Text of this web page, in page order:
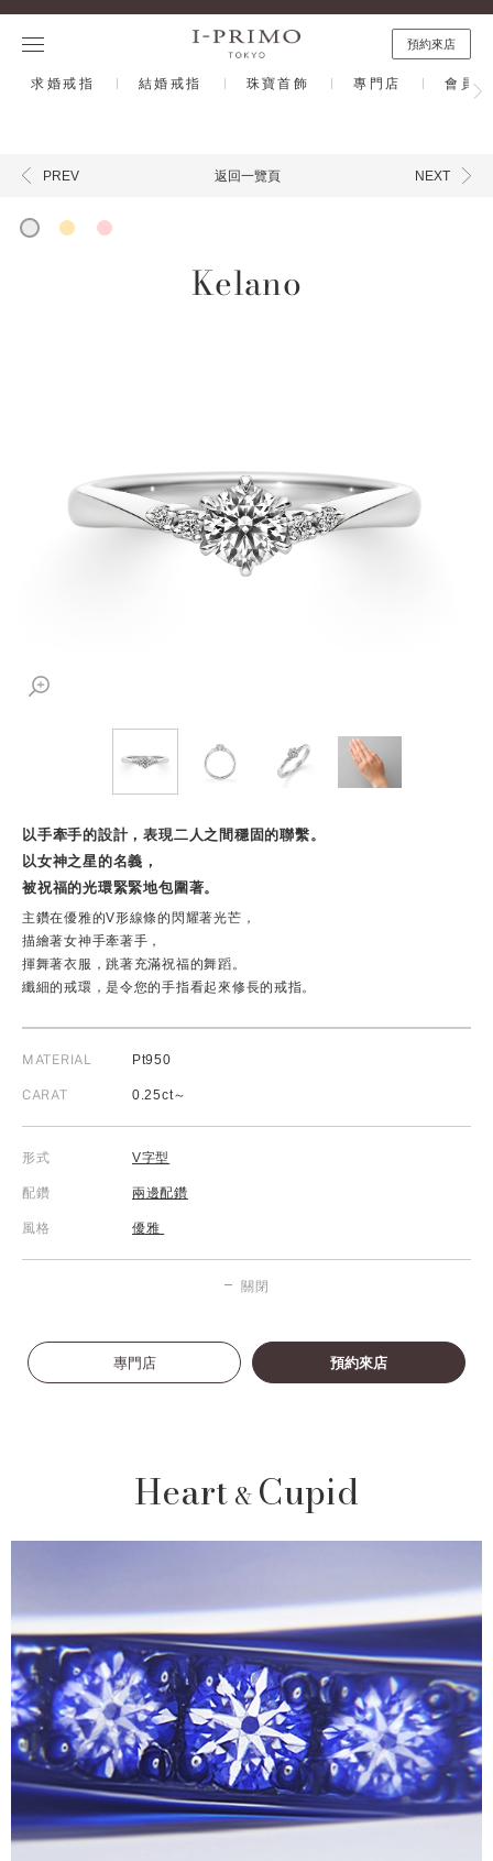
預約來店
求婚戒指 結婚戒指 珠寶首飾 專門店 會員
PREV 返回一覽頁 NEXT
Kelano
以手牽手的設計，表現二人之間穩固的聯繫。
以女神之星的名義，
被祝福的光環緊緊地包圍著。
主鑽在優雅的V形線條的閃耀著光芒，
描繪著女神手牽著手，
揮舞著衣服，跳著充滿祝福的舞蹈。
纖細的戒環，是令您的手指看起來修長的戒指。
MATERIAL Pt950
CARAT 0.25ct～
形式 V字型
配鑽 兩邊配鑽
風格 優雅
關閉
專門店 預約來店
Heart & Cupid